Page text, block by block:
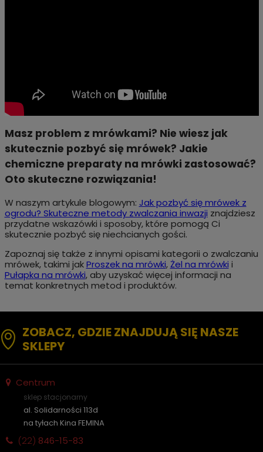
Masz problem z mrówkami? Nie wiesz jak
skutecznie pozbyć się mrówek? Jakie
chemiczne preparaty na mrówki zastosować?
Oto skuteczne rozwiązania!
W naszym artykule blogowym: Jak pozbyć się mrówek z
ogrodu? Skuteczne metody zwalczania inwazji znajdziesz
przydatne wskazówki i sposoby, które pomogą Ci
skutecznie pozbyć się niechcianych gości.
Zapoznaj się także z innymi opisami kategorii o zwalczaniu
mrówek, takimi jakProszek na mrówki,Żel na mrówki i
Pułapka na mrówki, aby uzyskać więcej informacji na
temat konkretnych metod i produktów.
ZOBACZ, GDZIE ZNAJDUJĄ SIĘ NASZE
SKLEPY
Centrum
sklep stacjonarny
al. Solidarności 113d
na tyłach Kina FEMINA
(22) 846-15-83